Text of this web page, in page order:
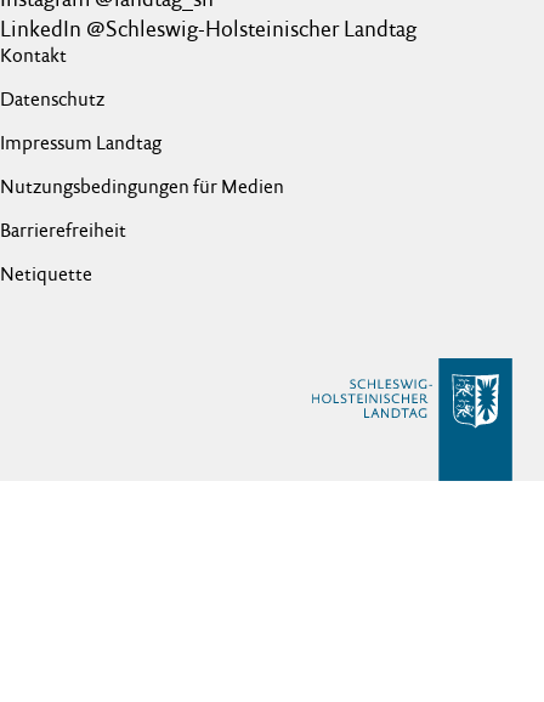
LinkedIn @Schleswig-Holsteinischer Landtag
Kontakt
Datenschutz
Impressum Landtag
Nutzungsbedingungen für Medien
Barrierefreiheit
Netiquette